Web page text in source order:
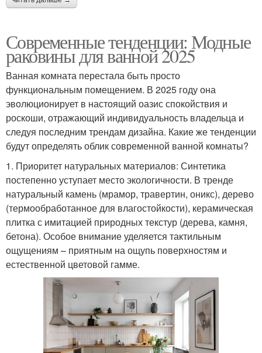
Современные тенденции: Модные
раковины для ванной 2025
Ванная комната перестала быть просто
функциональным помещением. В 2025 году она
эволюционирует в настоящий оазис спокойствия и
роскоши, отражающий индивидуальность владельца и
следуя последним трендам дизайна. Какие же тенденции
будут определять облик современной ванной комнаты?
1. Приоритет натуральных материалов: Синтетика
постепенно уступает место экологичности. В тренде
натуральный камень (мрамор, травертин, оникс), дерево
(термообработанное для влагостойкости), керамическая
плитка с имитацией природных текстур (дерева, камня,
бетона). Особое внимание уделяется тактильным
ощущениям – приятным на ощупь поверхностям и
естественной цветовой гамме.